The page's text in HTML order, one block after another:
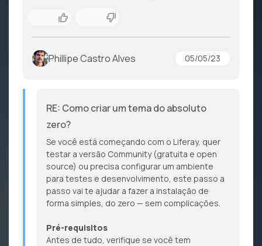
Phillipe Castro Alves 05/05/23
RE: Como criar um tema do absoluto
zero?
Se você está começando com o Liferay, quer
testar a versão Community (gratuita e open
source) ou precisa configurar um ambiente
para testes e desenvolvimento, este passo a
passo vai te ajudar a fazer a instalação de
forma simples, do zero — sem complicações.
Pré-requisitos
Antes de tudo, verifique se você tem